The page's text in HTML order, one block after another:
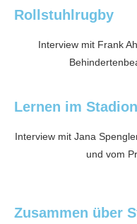
Rollstuhlrugby
Interview mit Frank
Lernen im
Interview mit Jana
und vom
Zusammen über